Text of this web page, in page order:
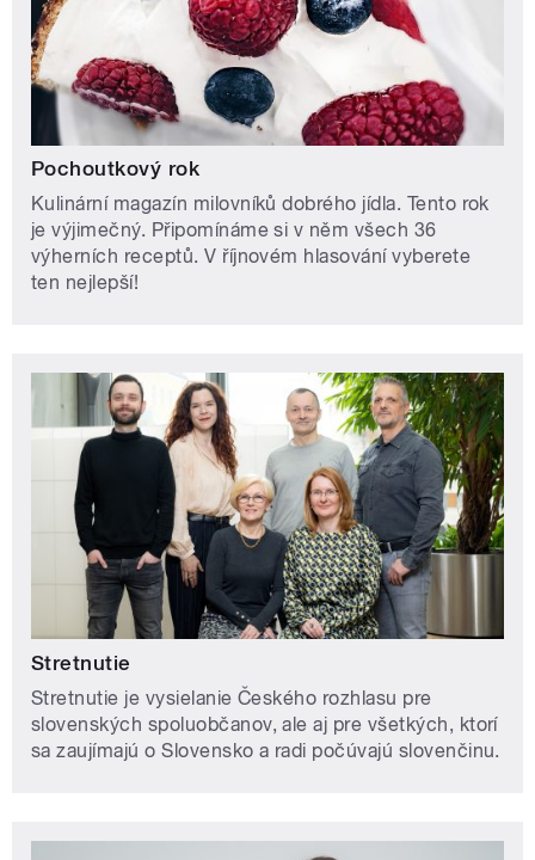
Pochoutkový rok
Kulinární magazín milovníků dobrého jídla. Tento rok
je výjimečný. Připomínáme si v něm všech 36
výherních receptů. V říjnovém hlasování vyberete
ten nejlepší!
Stretnutie
Stretnutie je vysielanie Českého rozhlasu pre
slovenských spoluobčanov, ale aj pre všetkých, ktorí
sa zaujímajú o Slovensko a radi počúvajú slovenčinu.